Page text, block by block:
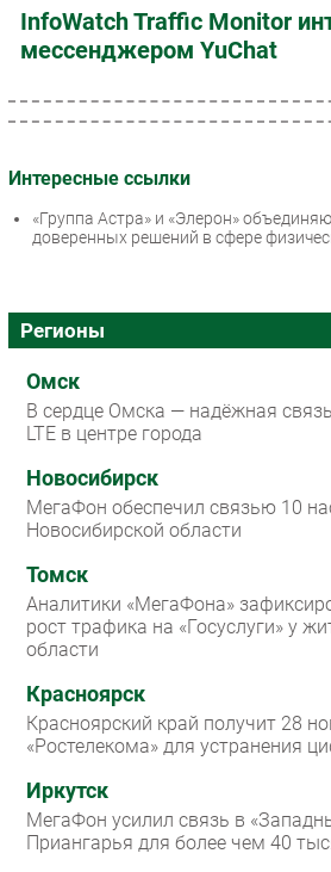
InfoWatch Traffic Monitor
мессенджером YuChat
Интересные ссылки
«Группа Астра» и «Элерон»
доверенных решений в сфере
Регионы
Омск
В сердце Омска — надёжная
LTE в центре города
Новосибирск
МегаФон обеспечил связью 10
Новосибирской области
Томск
Аналитики «МегаФона»
рост трафика на «Госуслуги» у
области
Красноярск
Красноярский край получит 28
«Ростелекома» для устранения
Иркутск
МегаФон усилил связь в
Приангарья для более чем 40